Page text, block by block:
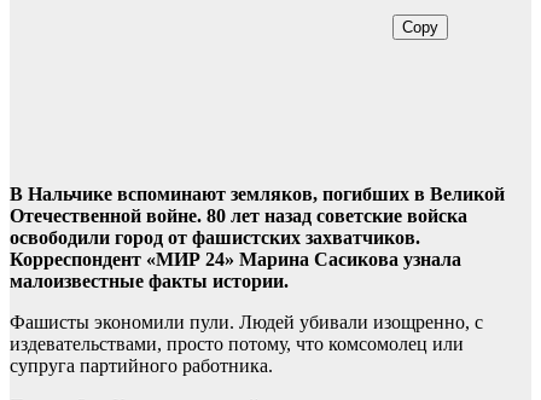
В Нальчике вспоминают земляков, погибших в Великой
Отечественной войне. 80 лет назад советские войска
освободили город от фашистских захватчиков.
Корреспондент «МИР 24» Марина Сасикова узнала
малоизвестные факты истории.
Фашисты экономили пули. Людей убивали изощренно, с
издевательствами, просто потому, что комсомолец или
супруга партийного работника.